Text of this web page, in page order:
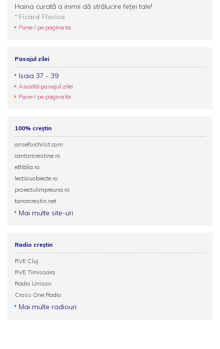
Haina curată a inimii dă strălucire feţei tale!
Ficard Florica
Pune-l pe pagina ta
Pasajul zilei
Isaia 37 - 39
Ascultă pasajul zilei
Pune-l pe pagina ta
100% creștin
ariseforchrist.com
cantaricrestine.ro
eBiblia.ro
lectiicuobiecte.ro
proiectulimpreuna.ro
tanarcrestin.net
Mai multe site-uri
Radio creștin
RVE Cluj
RVE Timisoara
Radio Unison
Cross One Radio
Mai multe radiouri